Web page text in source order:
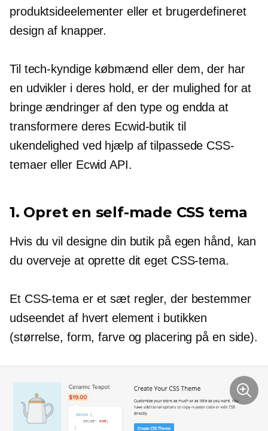
produktsideelementer eller et brugerdefineret
design af knapper.
Til tech-kyndigekøbmænd eller dem, der har
en udvikler i deres hold, er der mulighed for at
bringe ændringer af den type og endda at
transformere deres Ecwid-butik til
ukendelighed ved hjælp af tilpassede CSS-
temaer eller Ecwid API.
1. Opret en self-made CSS tema
Hvis du vil designe din butik på egen hånd, kan
du overveje at oprette dit eget CSS-tema.
Et CSS-tema er et sæt regler, der bestemmer
udseendet af hvert element i butikken
(størrelse, form, farve og placering på en side).